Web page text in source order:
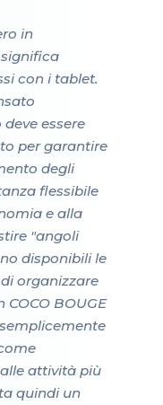
in
con i tablet.
essere
per garantire
degli
flessibile
e alla
"angoli
disponibili le
organizzare
BOUGE
attività più
quindi un